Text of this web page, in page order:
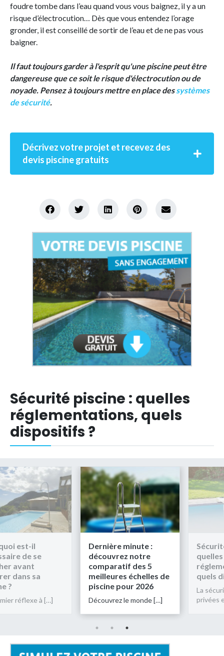
foudre tombe dans l’eau quand vous vous baignez, il y a un
risque d’électrocution… Dès que vous entendez l’orage
gronder, il est conseillé de sortir de l’eau et de ne pas vous
baigner.
Il faut toujours garder à l'esprit qu'une piscine peut être
dangereuse que ce soit le risque d'électrocution ou de
noyade. Pensez à toujours mettre en place dessystèmes
de sécurité.
Décrivez votre projet et recevez des
devis piscine gratuits
Sécurité piscine : quelles
réglementations, quels
dispositifs ?
il
de se
sa
à […]
Dernière minute :
découvrez notre
comparatif des 5
meilleures échelles de
piscine pour 2026
Découvrez le monde […]
Sécurité
quelles
quels
La sécurité
privées est